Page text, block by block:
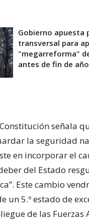
Gobierno apuesta
transversal para
"megarreforma"
antes de fin de año
señala
la seguridad
en incorporar el
del Estado
Este cambio
un 5.º estado de
de las Fuerzas